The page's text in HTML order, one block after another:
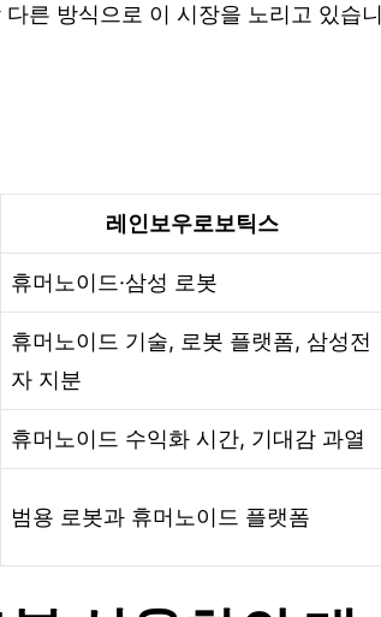
른 방식으로 이 시장을 노리고 있습니
레인보우로보틱스
휴머노이드·삼성 로봇
휴머노이드 기술, 로봇 플랫폼, 삼성전
자 지분
휴머노이드 수익화 시간, 기대감 과열
범용 로봇과 휴머노이드 플랫폼